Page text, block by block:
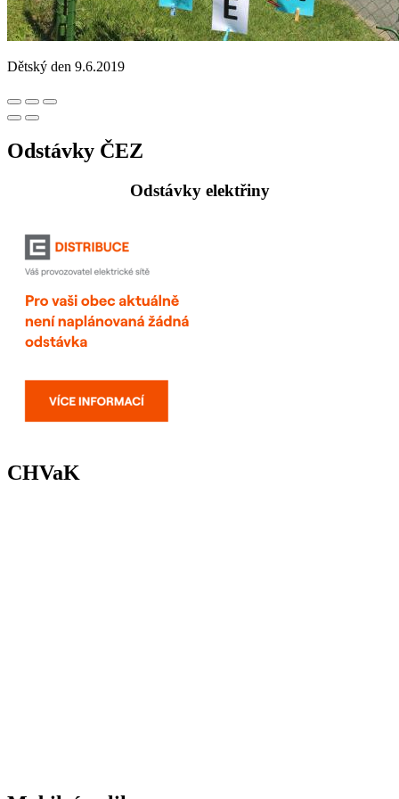
Dětský den 9.6.2019
Odstávky ČEZ
Odstávky elektřiny
CHVaK